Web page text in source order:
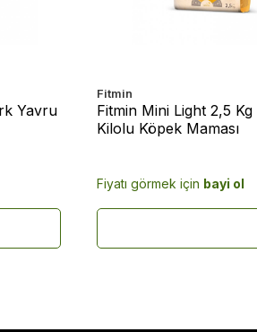
Yavru
Fitmin
Fitmin Mini Light 2,5
Kilolu Köpek Maması
Fiyatı görmek için bayi ol